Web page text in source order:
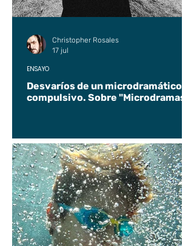
Desvaríos de un microdramático
compulsivo. Sobre "Microdramas".
ENSAYO
Christopher Rosales
17 jul